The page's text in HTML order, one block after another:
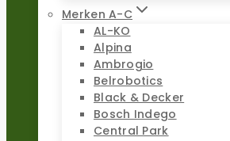
Merken A-C
AL-KO
Alpina
Ambrogio
Belrobotics
Black & Decker
Bosch Indego
Central Park